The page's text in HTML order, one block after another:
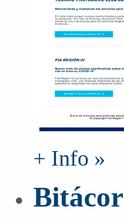
+ Info »